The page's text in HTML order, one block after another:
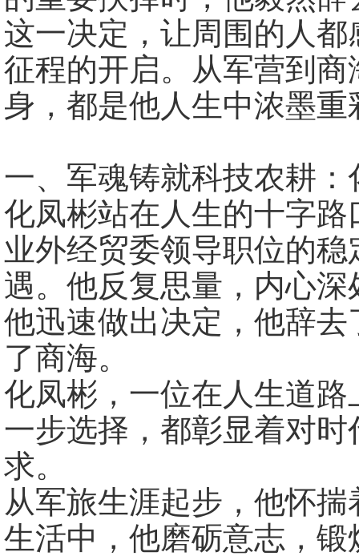
这一决定，让周围的人
征程的开启。从军营到
身，都是他人生中浓墨重
一、军魂铸就科技农耕
化凤彬站在人生的十字
业外经贸委领导职位的
遇。他反复思量，内心
他迅速做出决定，他辞
了商海。
化凤彬，一位在人生道
一步选择，都彰显着对
求。
从军旅生涯起步，他怀
生活中，他磨砺意志，